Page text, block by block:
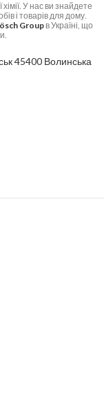
У нас ви знайдете
і товарів для дому.
Groupв Україні, що
45400 Волинська